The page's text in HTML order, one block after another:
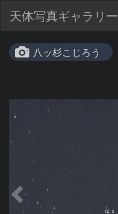
天体写真ギャラリー
八ッ杉こじろう